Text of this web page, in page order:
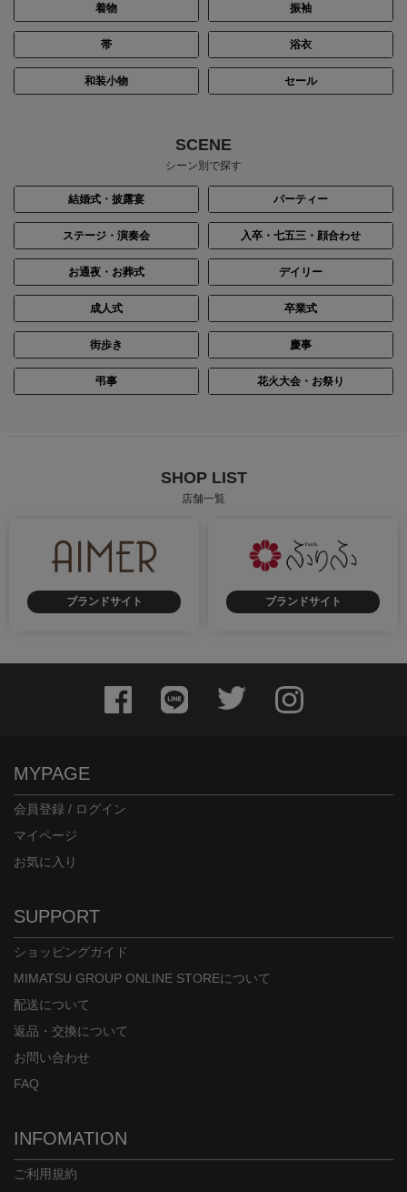
着物 振袖
帯 浴衣
和装小物 セール
SCENE
シーン別で探す
結婚式・披露宴 パーティー
ステージ・演奏会 入卒・七五三・顔合わせ
お通夜・お葬式 デイリー
成人式 卒業式
街歩き 慶事
弔事 花火大会・お祭り
SHOP LIST
店舗一覧
ブランドサイト ブランドサイト
MYPAGE
会員登録 / ログイン
マイページ
お気に入り
SUPPORT
ショッピングガイド
MIMATSU GROUP ONLINE STOREについて
配送について
返品・交換について
お問い合わせ
FAQ
INFOMATION
ご利用規約